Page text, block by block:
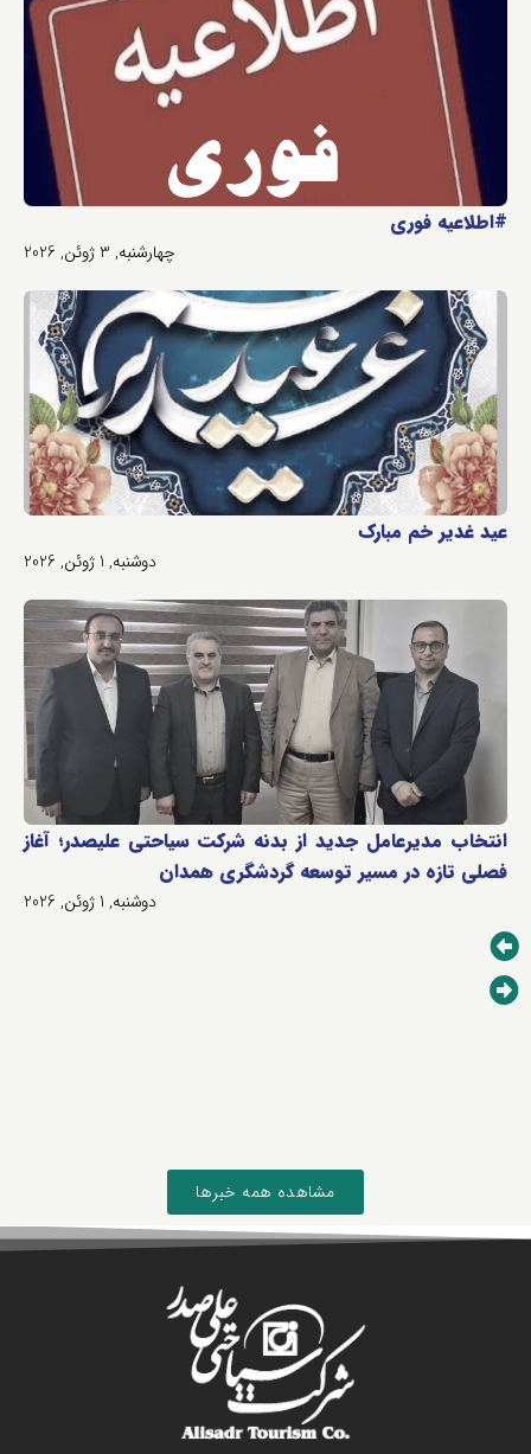
#اطلاعیه فوری
چهارشنبه, 3 ژوئن, 2026
عید غدیر خم مبارک
دوشنبه, 1 ژوئن, 2026
انتخاب مدیرعامل جدید از بدنه شرکت سیاحتی علیصدر؛ آغاز
فصلی تازه در مسیر توسعه گردشگری همدان
دوشنبه, 1 ژوئن, 2026
مشاهده همه خبرها